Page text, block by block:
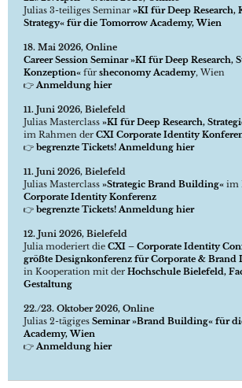
Julias 3-teiliges Seminar »KI für Deep Research,
Strategy« für die Tomorrow Academy, Wien
18. Mai 2026, Online
Career Session Seminar »KI für Deep Research,
Konzeption« für sheconomy Academy, Wien
👉Anmeldung hier
11. Juni 2026, Bielefeld
Julias Masterclass »KI für Deep Research,
im Rahmen der CXI Corporate Identity
👉 begrenzte Tickets! Anmeldung hier
11. Juni 2026, Bielefeld
Julias Masterclass »Strategic Brand Building« im
Corporate Identity Konferenz
👉 begrenzte Tickets! Anmeldung hier
12. Juni 2026, Bielefeld
Julia moderiert die CXI – Corporate Identity
größte Designkonferenz für Corporate & Brand
in Kooperation mit der Hochschule Bielefeld,
Gestaltung
22./23. Oktober 2026, Online
Julias 2-tägiges Seminar »Brand Building« für
Academy, Wien
👉Anmeldung hier